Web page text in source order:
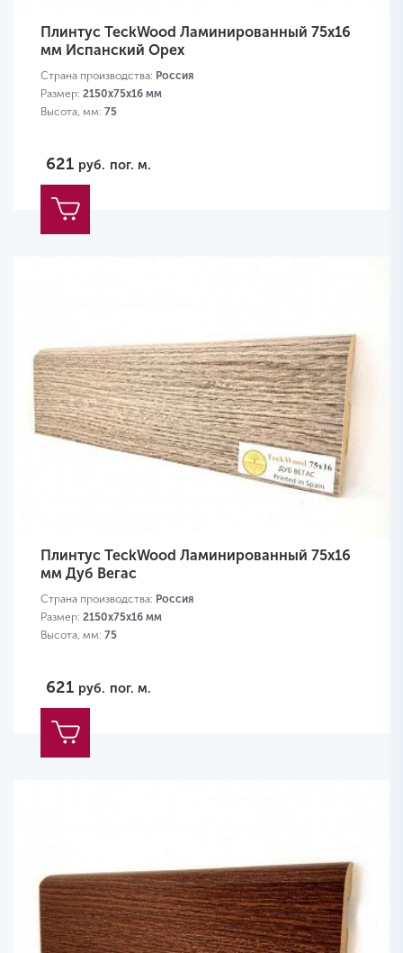
Плинтус TeckWood Ламинированный 75х16
мм Испанский Орех
Страна производства: Россия
Размер: 2150х75х16 мм
Высота, мм: 75
621 руб. пог. м.
Плинтус TeckWood Ламинированный 75х16
мм Дуб Вегас
Страна производства: Россия
Размер: 2150х75х16 мм
Высота, мм: 75
621 руб. пог. м.